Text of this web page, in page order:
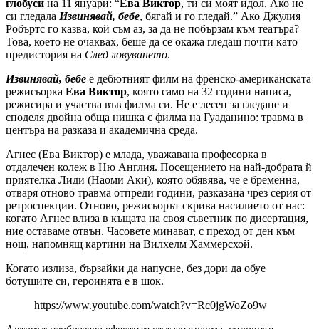
глобуси на 11 януари: “Ева Виктор, ти си моят идол. Ако не
си гледала Извинявай, бебе, бягай и го гледай.” Ако Джулия
Робъртс го казва, кой съм аз, за да не побързам към театъра?
Това, което не очаквах, беше да се окажа гледащ почти като
предистория на След ловуването.
Извинявай, бебе е дебютният филм на френско-американската
режисьорка Ева Виктор, която само на 32 години написа,
режисира и участва във филма си. Не е лесен за гледане и
споделя двойна обща нишка с филма на Гуаданино: травма в
центъра на разказа и академична среда.
Агнес (Ева Виктор) е млада, уважавана професорка в
отдалечен колеж в Ню Англия. Посещението на най-добрата й
приятелка Лиди (Наоми Аки), която обявява, че е бременна,
отваря отново травма отпреди години, разказана чрез серия от
ретроспекции. Отново, режисьорът скрива насилието от нас:
когато Агнес влиза в къщата на своя съветник по дисертация,
ние оставаме отвън. Часовете минават, с преход от ден към
нощ, напомнящ картини на Вилхелм Хаммерсхой.
Когато излиза, бързайки да напусне, без дори да обуе
ботушите си, героинята е в шок.
https://www.youtube.com/watch?v=Rc0jgWoZo9w